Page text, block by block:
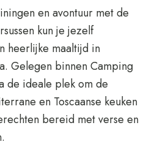
en avontuur met de
kun je jezelf
heerlijke maaltijd in
Gelegen binnen Camping
de ideale plek om de
en Toscaanse keuken
bereid met verse en